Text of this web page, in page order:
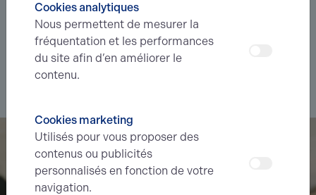
Déléguez votre projet à nos experts et soyez prévenus des
nouvelles offres enavant-premièrecorrespondant à votre
recherche.
Cookies analytiques
Nous permettent de mesurer la
fréquentation et les performances
du site afin d’en améliorer le
contenu.
Cookies marketing
Utilisés pour vous proposer des
contenus ou publicités
personnalisés en fonction de votre
navigation.